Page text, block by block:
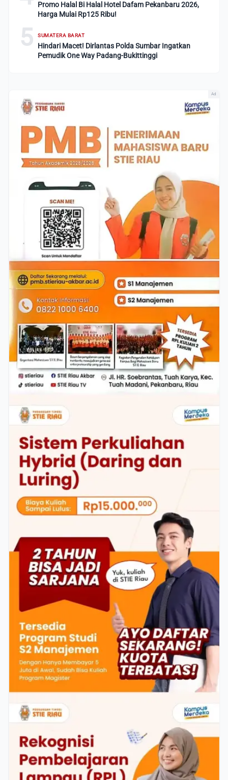
Promo Halal Bi Halal Hotel Dafam Pekanbaru 2026,
Harga Mulai Rp125 Ribu!
5 SUMATERA BARAT
Hindari Macet! Dirlantas Polda Sumbar Ingatkan
Pemudik One Way Padang-Bukittinggi
Ad